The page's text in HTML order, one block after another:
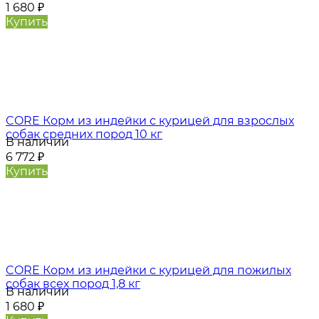
1 680 ₽
Купить
CORE Корм из индейки с курицей для взрослых
собак средних пород 10 кг
В наличии
6 772 ₽
Купить
CORE Корм из индейки с курицей для пожилых
собак всех пород 1,8 кг
В наличии
1 680 ₽